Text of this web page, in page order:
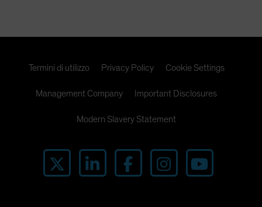
Termini di utilizzo Privacy Policy Cookie Settings
Management Company Important Disclosures
Modern Slavery Statement